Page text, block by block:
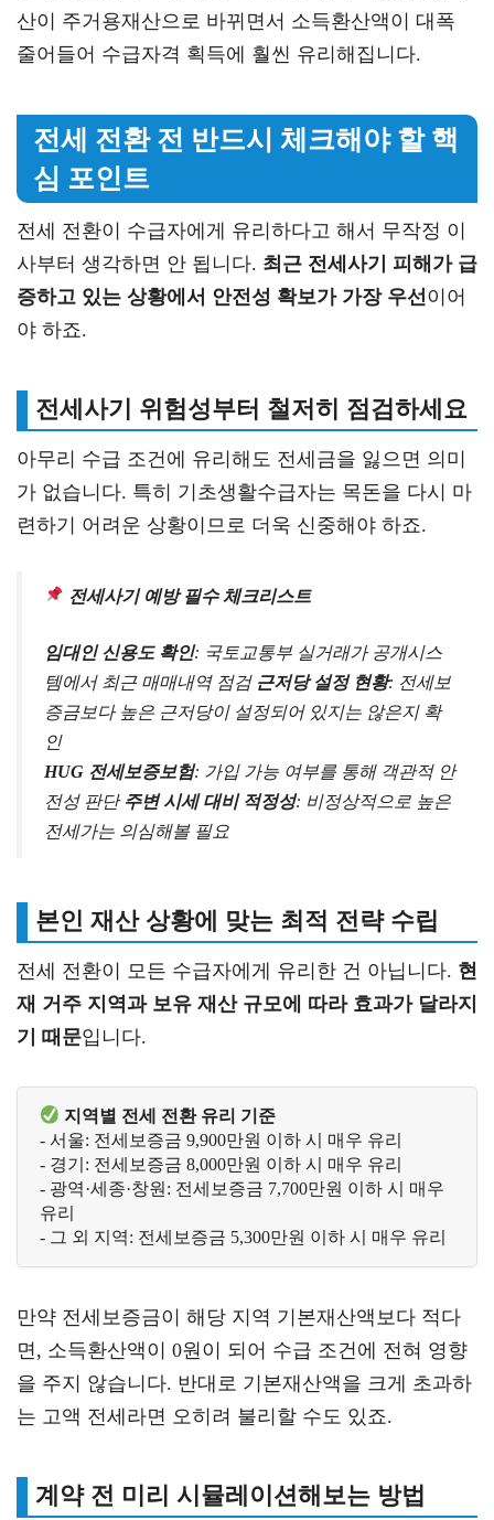
산이 주거용재산으로 바뀌면서 소득환산액이 대폭
줄어들어 수급자격 획득에 훨씬 유리해집니다.
전세 전환 전 반드시 체크해야 할 핵
심 포인트
전세 전환이 수급자에게 유리하다고 해서 무작정 이
사부터 생각하면 안 됩니다. 최근 전세사기 피해가 급
증하고 있는 상황에서 안전성 확보가 가장 우선 이어
야 하죠.
전세사기 위험성부터 철저히 점검하세요
아무리 수급 조건에 유리해도 전세금을 잃으면 의미
가 없습니다. 특히 기초생활수급자는 목돈을 다시 마
련하기 어려운 상황이므로 더욱 신중해야 하죠.
전세사기 예방 필수 체크리스트
임대인 신용도 확인: 국토교통부 실거래가 공개시스
템에서 최근 매매내역 점검 근저당 설정 현황: 전세보
증금보다 높은 근저당이 설정되어 있지는 않은지 확
인
HUG 전세보증보험: 가입 가능 여부를 통해 객관적 안
전성 판단 주변 시세 대비 적정성: 비정상적으로 높은
전세가는 의심해볼 필요
본인 재산 상황에 맞는 최적 전략 수립
전세 전환이 모든 수급자에게 유리한 건 아닙니다. 현
재 거주 지역과 보유 재산 규모에 따라 효과가 달라지
기 때문입니다.
지역별 전세 전환 유리 기준
- 서울: 전세보증금 9,900만원 이하 시 매우 유리
- 경기: 전세보증금 8,000만원 이하 시 매우 유리
- 광역·세종·창원: 전세보증금 7,700만원 이하 시 매우
유리
만약 전세보증금이 해당 지역 기본재산액보다 적다
면, 소득환산액이 0원이 되어 수급 조건에 전혀 영향
을 주지 않습니다. 반대로 기본재산액을 크게 초과하
는 고액 전세라면 오히려 불리할 수도 있죠.
계약 전 미리 시뮬레이션해보는 방법